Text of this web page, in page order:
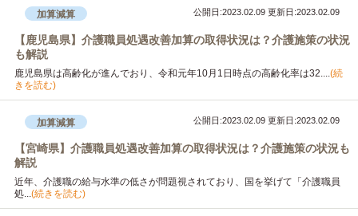
加算減算 公開日:2023.02.09更新日:2023.02.09
【鹿児島県】介護職員処遇改善加算の取得状況は？介護施策の状況
も解説
鹿児島県は高齢化が進んでおり、令和元年10月1日時点の高齢化率は32....(続
きを読む)
加算減算 公開日:2023.02.09更新日:2023.02.09
【宮崎県】介護職員処遇改善加算の取得状況は？介護施策の状況も
解説
近年、介護職の給与水準の低さが問題視されており、国を挙げて「介護職員
処...(続きを読む)